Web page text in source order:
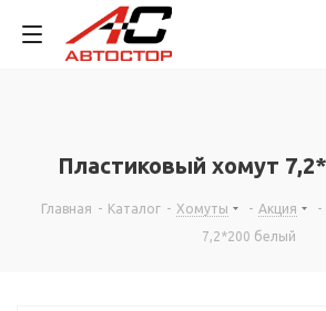
Пластиковый хомут
Главная - Каталог - Хомуты - Акция -
7,2*200 белый